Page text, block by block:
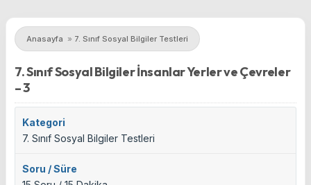
Anasayfa » 7. Sınıf Sosyal Bilgiler Testleri
7. Sınıf Sosyal Bilgiler İnsanlar Yerler ve Çevreler
– 3
Kategori
7. Sınıf Sosyal Bilgiler Testleri
Soru / Süre